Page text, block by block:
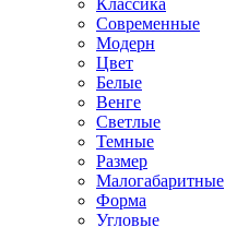
Классика
Современные
Модерн
Цвет
Белые
Венге
Светлые
Темные
Размер
Малогабаритные
Форма
Угловые